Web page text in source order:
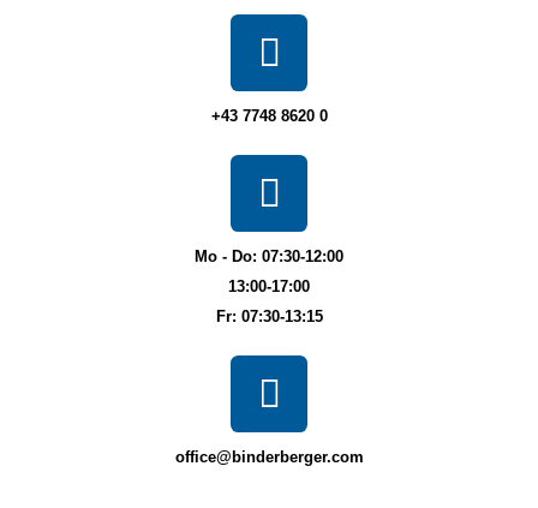
+43 7748 8620 0
Mo - Do: 07:30-12:00
13:00-17:00
Fr: 07:30-13:15
office@binderberger.com